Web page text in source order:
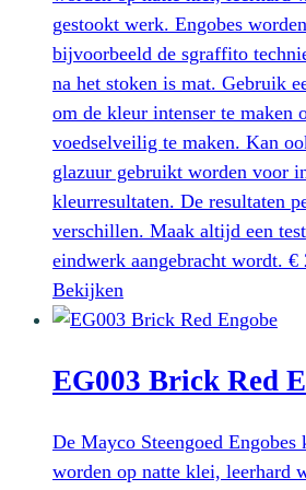
gestookt werk. Engobes
bijvoorbeeld de sgraffito
na het stoken is mat. Gebruik
om de kleur intenser te maken
voedselveilig te maken. Kan
glazuur gebruikt worden voor
kleurresultaten. De resultaten
verschillen. Maak altijd een
eindwerk aangebracht wordt. €
Bekijken
product
meerdere
Deze
optie
EG003 Brick Red
De Mayco Steengoed Engobes
worden op natte klei, leerhard